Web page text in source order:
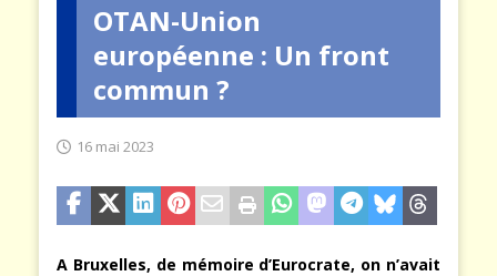
OTAN-Union
européenne : Un front
commun ?
16 mai 2023
A Bruxelles, de mémoire d’Eurocrate, on n’avait